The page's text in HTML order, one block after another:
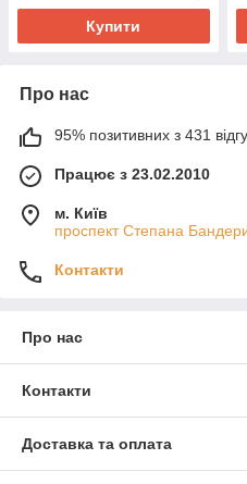
Купити
Про нас
95% позитивних з 431
Працює з 23.02.2010
м. Київ
проспект Степана
Контакти
Про нас
Контакти
Доставка та оплата